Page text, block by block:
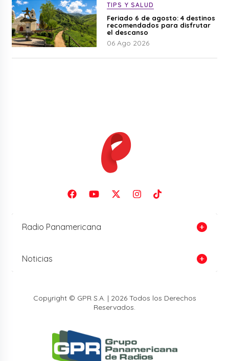
TIPS Y SALUD
Feriado 6 de agosto: 4 destinos
recomendados para disfrutar
el descanso
06 Ago 2026
Radio Panamericana
Noticias
Copyright © GPR S.A. | 2026 Todos los Derechos
Reservados.